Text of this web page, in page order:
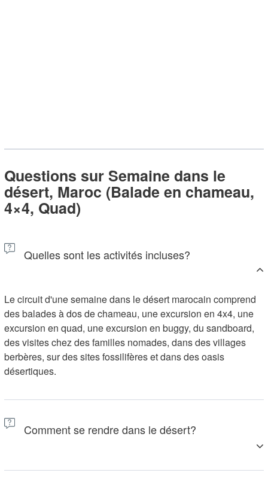
Questions sur Semaine dans le
désert, Maroc (Balade en chameau,
4×4, Quad)
Quelles sont les activités incluses?
Le circuit d'une semaine dans le désert marocain comprend
des balades à dos de chameau, une excursion en 4x4, une
excursion en quad, une excursion en buggy, du sandboard,
des visites chez des familles nomades, dans des villages
berbères, sur des sites fossilifères et dans des oasis
désertiques.
Comment se rendre dans le désert?
Vous pouvez vous rendre à Merzouga en voiture ou en bus